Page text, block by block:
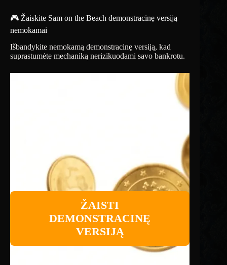
🎮 Žaiskite Sam on the Beach demonstracinę versiją
nemokamai
Išbandykite nemokamą demonstracinę versiją, kad
suprastumėte mechaniką nerizikuodami savo bankrotu.
ŽAISTI
DEMONSTRACINĘ
VERSIJĄ